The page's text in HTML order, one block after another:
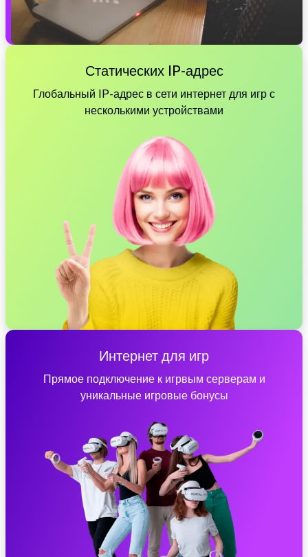
Статических IP-адрес
Глобальный IP-адрес в сети интернет для игр с
несколькими устройствами
Интернет для игр
Прямое подключение к игрвым серверам и
уникальные игровые бонусы